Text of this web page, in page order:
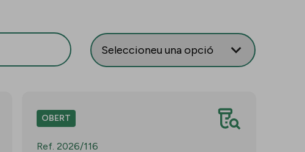
OBERT
Ref. 2026/116